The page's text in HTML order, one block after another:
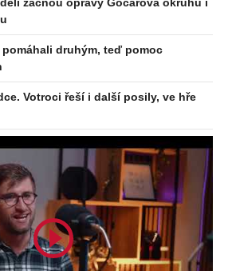
začnou opravy Gočárova okruhu i
druhým, teď pomoc
Votroci řeší i další posily, ve hře
zpravodaj